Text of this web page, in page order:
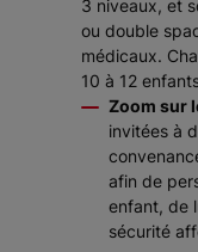
3 niveaux, et
ou double
médicaux.
10 à 12
Zoom sur
invitées à
afin de
enfant, de
sécurité